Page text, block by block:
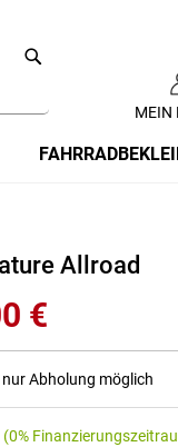
Inhalt
MEIN
Allroad
€
Abholung möglich
(0%